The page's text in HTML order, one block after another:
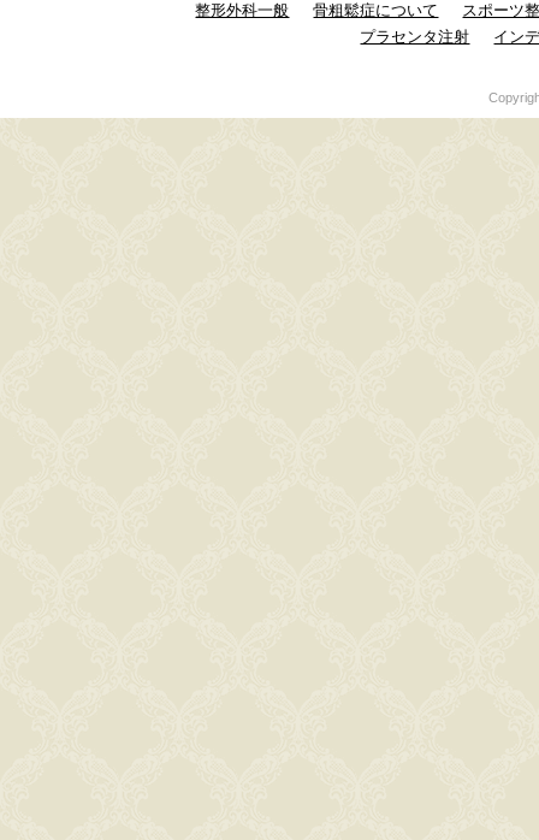
整形外科一般
骨粗鬆症について
スポーツ
プラセンタ注射
イン